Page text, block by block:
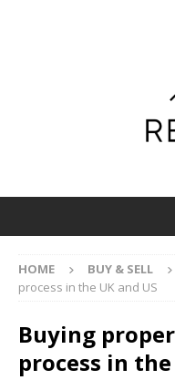
HOME BUY & SELL
process in the UK and US
Buying
process in the